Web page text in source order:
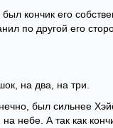
кончик его
по другой его
на два, на три.
был сильнее
небе. А так как